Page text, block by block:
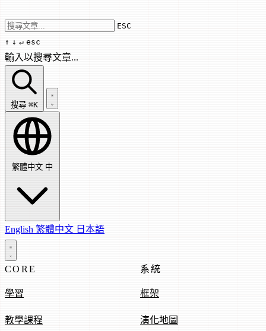
Use arrow keys to navigate results,
ESC
↑ ↓ ↵ esc
輸入以搜尋文章...
搜尋文章...
搜尋 ⌘K
繁體中文 中
English 繁體中文 日本語
CORE
學習
教學課程
系統
框架
演化地圖